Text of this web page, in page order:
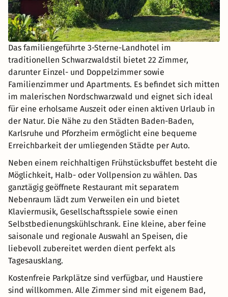
Das familiengeführte 3-Sterne-Landhotel im
traditionellen Schwarzwaldstil bietet 22 Zimmer,
darunter Einzel- und Doppelzimmer sowie
Familienzimmer und Apartments. Es befindet sich mitten
im malerischen Nordschwarzwald und eignet sich ideal
für eine erholsame Auszeit oder einen aktiven Urlaub in
der Natur. Die Nähe zu den Städten Baden-Baden,
Karlsruhe und Pforzheim ermöglicht eine bequeme
Erreichbarkeit der umliegenden Städte per Auto.
Neben einem reichhaltigen Frühstücksbuffet besteht die
Möglichkeit, Halb- oder Vollpension zu wählen. Das
ganztägig geöffnete Restaurant mit separatem
Nebenraum lädt zum Verweilen ein und bietet
Klaviermusik, Gesellschaftsspiele sowie einen
Selbstbedienungskühlschrank. Eine kleine, aber feine
saisonale und regionale Auswahl an Speisen, die
liebevoll zubereitet werden dient perfekt als
Tagesausklang.
Kostenfreie Parkplätze sind verfügbar, und Haustiere
sind willkommen. Alle Zimmer sind mit eigenem Bad,